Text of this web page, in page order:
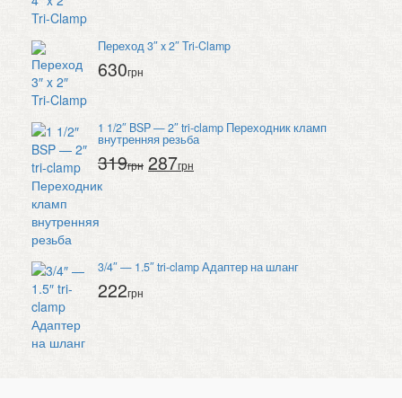
Переход 3″ x 2″ Tri-Clamp
630грн
1 1/2″ BSP — 2″ tri-clamp Переходник кламп
внутренняя резьба
319грн 287грн
3/4″ — 1.5″ tri-clamp Адаптер на шланг
222грн